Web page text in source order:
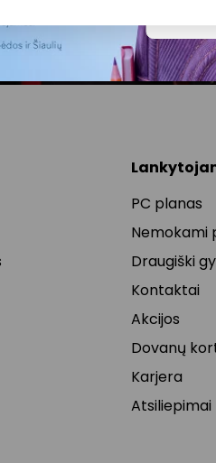
PC planas
Nemokami
Draugiški
Kontaktai
Akcijos
Dovanų
Karjera
Atsiliepimai